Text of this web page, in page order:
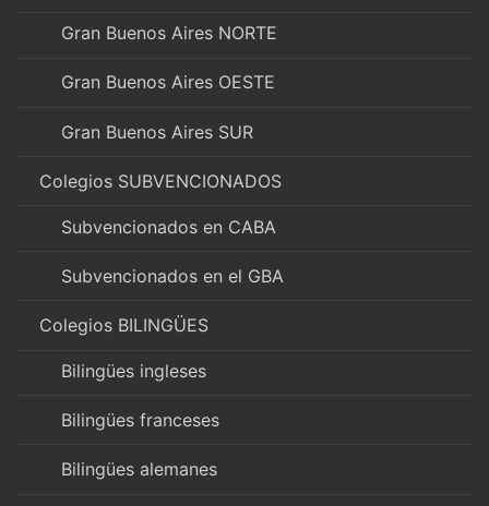
Gran Buenos Aires NORTE
Gran Buenos Aires OESTE
Gran Buenos Aires SUR
Colegios SUBVENCIONADOS
Subvencionados en CABA
Subvencionados en el GBA
Colegios BILINGÜES
Bilingües ingleses
Bilingües franceses
Bilingües alemanes